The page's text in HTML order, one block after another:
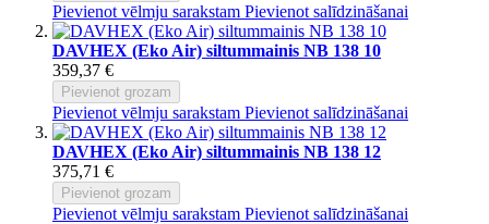
Pievienot vēlmju sarakstam Pievienot salīdzināšanai
DAVHEX (Eko Air) siltummainis NB 138 10
359,37 €
Pievienot grozam
Pievienot vēlmju sarakstam Pievienot salīdzināšanai
DAVHEX (Eko Air) siltummainis NB 138 12
375,71 €
Pievienot grozam
Pievienot vēlmju sarakstam Pievienot salīdzināšanai